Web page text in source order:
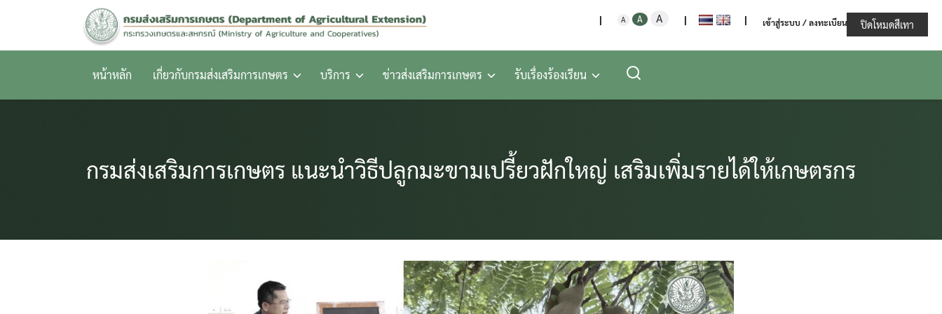
กรมส่งเสริมการเกษตร กระทรวงเกษตรและสหกรณ์
A Decrease
fontAReset
font
A Increase
| | เข้าสู่ระบบ / ลงทะเบียน
หน้าหลัก เกี่ยวกับกรมส่งเสริมการเกษตร บริการ ข่าวส่งเสริมการเกษตร รับเรื่องร้องเรียน
กรมส่งเสริมการเกษตร แนะนำวิธีปลูกมะขามเปรี้ยวฝักใหญ่ เสริมเพิ่มรายได้ให้เกษตรกร
ปิดโหมดสีเทา